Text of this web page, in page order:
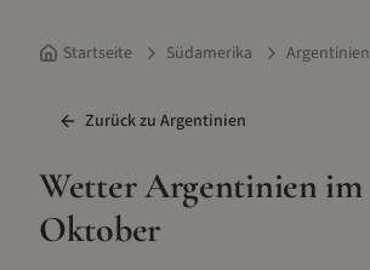
Startseite Südamerika Argentinien
Zurück zu Argentinien
WetterArgentinien im
Oktober